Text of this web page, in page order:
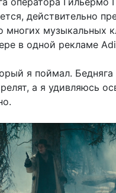
действительно
многих музыкальных
в одной рекламе
я поймал. Бедняга
а я удивляюсь